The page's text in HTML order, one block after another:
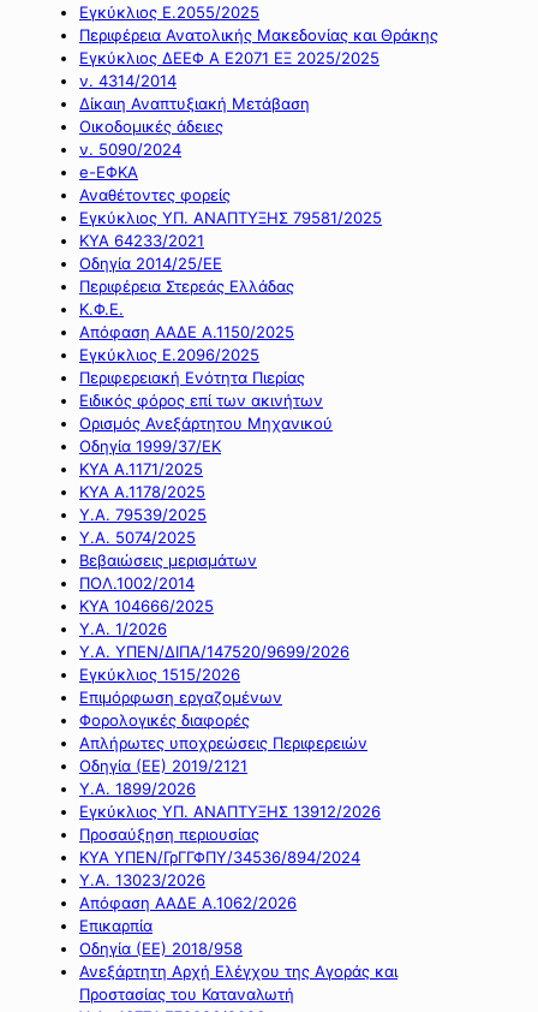
Εγκύκλιος Ε.2055/2025
Περιφέρεια Ανατολικής Μακεδονίας και Θράκης
Εγκύκλιος ΔΕΕΦ Α Ε2071 ΕΞ 2025/2025
ν. 4314/2014
Δίκαιη Αναπτυξιακή Μετάβαση
Οικοδομικές άδειες
ν. 5090/2024
e-ΕΦΚΑ
Αναθέτοντες φορείς
Εγκύκλιος ΥΠ. ΑΝΑΠΤΥΞΗΣ 79581/2025
ΚΥΑ 64233/2021
Οδηγία 2014/25/ΕΕ
Περιφέρεια Στερεάς Ελλάδας
Κ.Φ.Ε.
Απόφαση ΑΑΔΕ Α.1150/2025
Εγκύκλιος Ε.2096/2025
Περιφερειακή Ενότητα Πιερίας
Ειδικός φόρος επί των ακινήτων
Ορισμός Ανεξάρτητου Μηχανικού
Οδηγία 1999/37/ΕΚ
ΚΥΑ Α.1171/2025
ΚΥΑ Α.1178/2025
Υ.Α. 79539/2025
Υ.Α. 5074/2025
Βεβαιώσεις μερισμάτων
ΠΟΛ.1002/2014
ΚΥΑ 104666/2025
Υ.Α. 1/2026
Υ.Α. ΥΠΕΝ/ΔΙΠΑ/147520/9699/2026
Εγκύκλιος 1515/2026
Επιμόρφωση εργαζομένων
Φορολογικές διαφορές
Απλήρωτες υποχρεώσεις Περιφερειών
Οδηγία (ΕΕ) 2019/2121
Υ.Α. 1899/2026
Εγκύκλιος ΥΠ. ΑΝΑΠΤΥΞΗΣ 13912/2026
Προσαύξηση περιουσίας
ΚΥΑ ΥΠΕΝ/ΓρΓΓΦΠΥ/34536/894/2024
Υ.Α. 13023/2026
Απόφαση ΑΑΔΕ Α.1062/2026
Επικαρπία
Οδηγία (ΕΕ) 2018/958
Ανεξάρτητη Αρχή Ελέγχου της Αγοράς και
Προστασίας του Καταναλωτή